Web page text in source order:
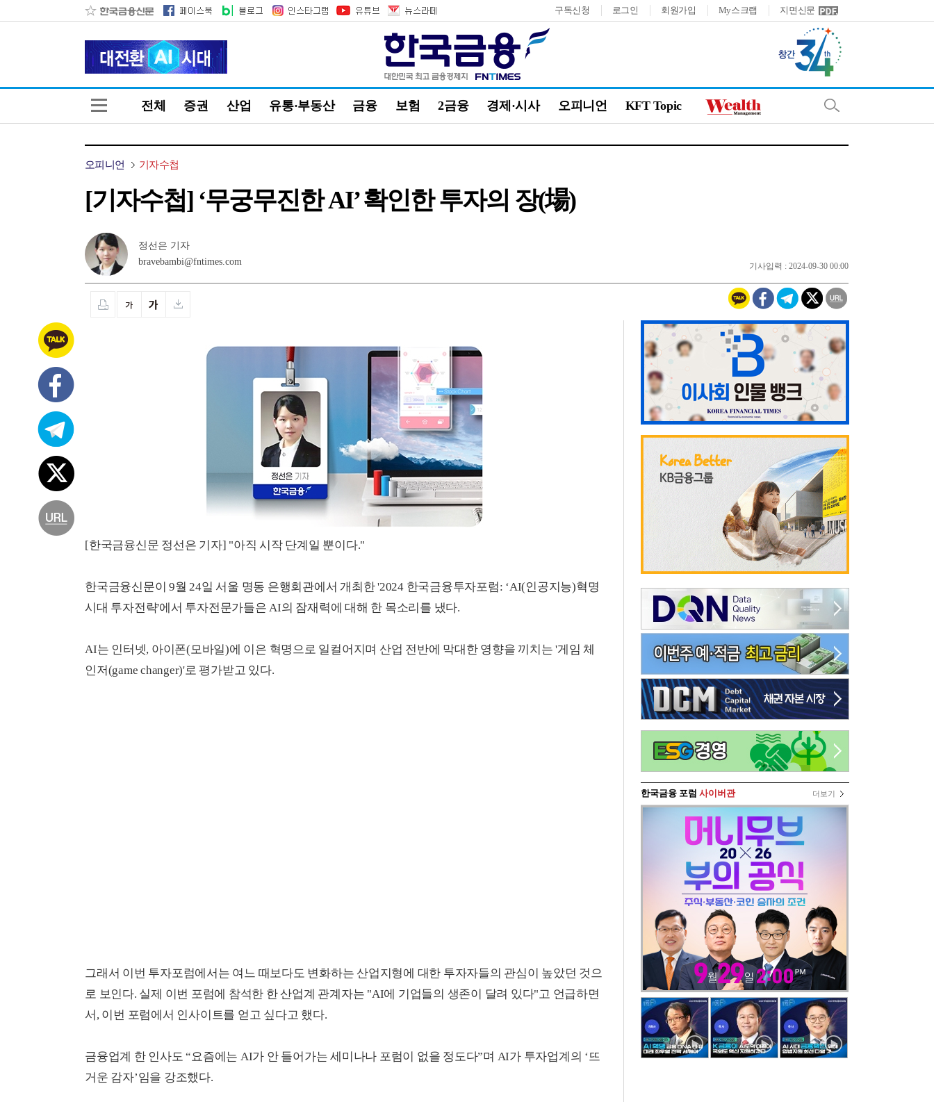
구독신청 로그인 회원가입 My스크랩 지면신문
전체 증권 산업 유통·부동산 금융 보험 2금융 경제·시사 오피니언 KFT Topic
오피니언 기자수첩
[기자수첩] ‘무궁무진한 AI’ 확인한 투자의 장(場)
정선은 기자
bravebambi@fntimes.com
기사입력 : 2024-09-30 00:00
[한국금융신문 정선은 기자] "아직 시작 단계일 뿐이다."
한국금융신문이 9월 24일 서울 명동 은행회관에서 개최한 '2024 한국금융투자포럼: ‘AI(인공지능)혁명
시대 투자전략'에서 투자전문가들은 AI의 잠재력에 대해 한 목소리를 냈다.
AI는 인터넷, 아이폰(모바일)에 이은 혁명으로 일컬어지며 산업 전반에 막대한 영향을 끼치는 '게임 체
인저(game changer)'로 평가받고 있다.
그래서 이번 투자포럼에서는 여느 때보다도 변화하는 산업지형에 대한 투자자들의 관심이 높았던 것으
로 보인다. 실제 이번 포럼에 참석한 한 산업계 관계자는 "AI에 기업들의 생존이 달려 있다"고 언급하면
서, 이번 포럼에서 인사이트를 얻고 싶다고 했다.
금융업계 한 인사도 “요즘에는 AI가 안 들어가는 세미나나 포럼이 없을 정도다”며 AI가 투자업계의 ‘뜨
거운 감자’임을 강조했다.
한국금융 포럼 사이버관 더보기